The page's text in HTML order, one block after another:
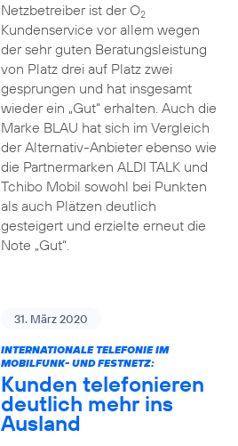
Netzbetreiber ist der O2
Kundenservice vor allem wegen
der sehr guten Beratungsleistung
von Platz drei auf Platz zwei
gesprungen und hat insgesamt
wieder ein „Gut“ erhalten. Auch die
Marke BLAU hat sich im Vergleich
der Alternativ-Anbieter ebenso wie
die Partnermarken ALDI TALK und
Tchibo Mobil sowohl bei Punkten
als auch Plätzen deutlich
gesteigert und erzielte erneut die
Note „Gut“.
31. März 2020
INTERNATIONALE TELEFONIE IM
MOBILFUNK- UND FESTNETZ:
Kunden telefonieren
deutlich mehr ins
Ausland